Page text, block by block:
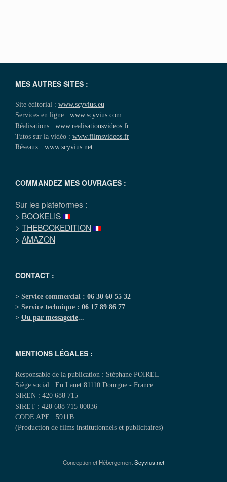
MES AUTRES SITES :
Site éditorial : www.scyvius.eu
Services en ligne : www.scyvius.com
Réalisations : www.realisationsvideos.fr
Tutos sur la vidéo : www.filmsvideos.fr
Réseaux : www.scyvius.net
COMMANDEZ MES OUVRAGES :
Sur les plateformes :
> BOOKELIS
> THEBOOKEDITION
> AMAZON
CONTACT :
> Service commercial : 06 30 60 55 32
> Service technique : 06 17 89 86 77
> Ou par messagerie...
MENTIONS LÉGALES :
Responsable de la publication : Stéphane POIREL
Siège social : En Lanet 81110 Dourgne - France
SIREN : 420 688 715
SIRET : 420 688 715 00036
CODE APE : 5911B
(Production de films institutionnels et publicitaires)
Conception et HébergementScyvius.net